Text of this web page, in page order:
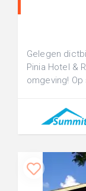
Gelegen
Pinia Hotel &
omgeving! Op